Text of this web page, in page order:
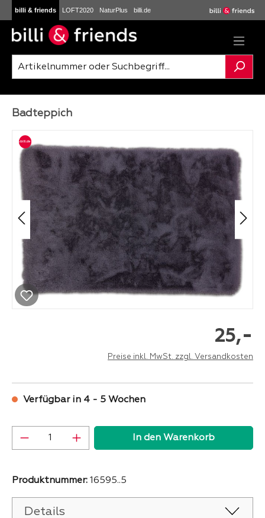
Zum Hauptinhalt springen
billi & friends LOFT2020 NaturPlus billi.de
Bildergalerie überspringen
Badteppich
25,-
Preise inkl. MwSt. zzgl. Versandkosten
Verfügbar in 4 - 5 Wochen
Produkt Anzahl: Gib den gewünschten
In den Warenkorb
Produktnummer: 16595..5
Details